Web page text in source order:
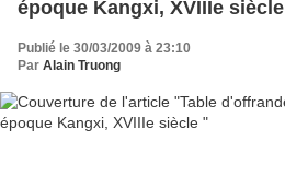
époque Kangxi, XVIIIe siècle
Publié le 30/03/2009 à 23:10
Par Alain Truong